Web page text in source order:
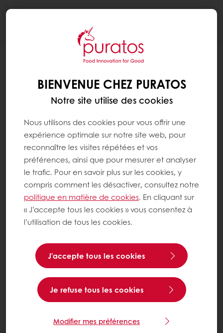
BIENVENUE CHEZ PURATOS
Notre site utilise des cookies
Nous utilisons des cookies pour vous offrir une
expérience optimale sur notre site web, pour
reconnaître les visites répétées et vos
préférences, ainsi que pour mesurer et analyser
le trafic. Pour en savoir plus sur les cookies, y
compris comment les désactiver, consultez notre
politique en matière de cookies. En cliquant sur
« J’accepte tous les cookies » vous consentez à
l’utilisation de tous les cookies.
J’accepte tous les cookies
Je refuse tous les cookies
Modifier mes préférences